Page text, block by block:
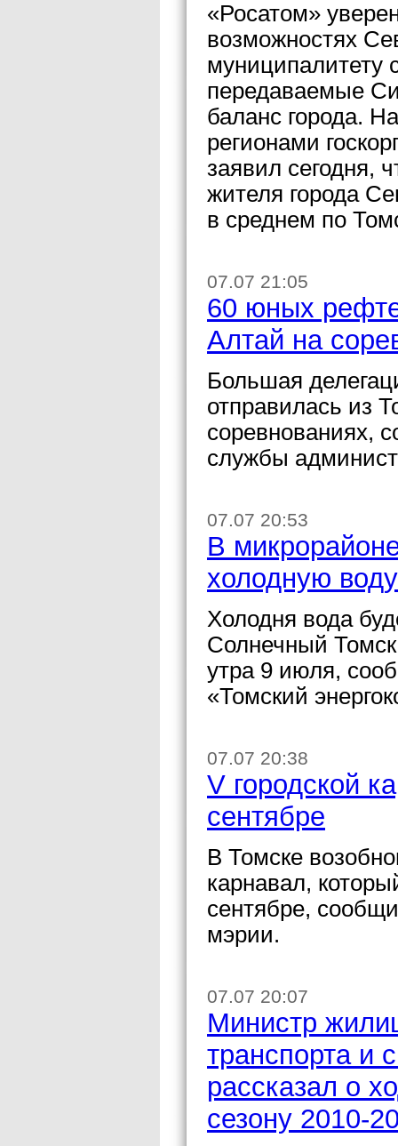
«Росатом»
возможностях
муниципалитету
передаваемые
баланс города.
регионами
заявил сегодня,
жителя города
в среднем по
07.07 21:05
60 юных
Алтай на
Большая
отправилась из
соревнованиях,
службы
07.07 20:53
В
холодную воду
Холодня вода
Солнечный
утра 9 июля,
«Томский
07.07 20:38
V городской
сентябре
В Томске
карнавал,
сентябре,
мэрии.
07.07 20:07
Министр
транспорта и
рассказал о
сезону 2010-